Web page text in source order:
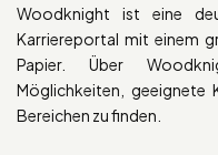
Woodknight ist eine
Karriereportal mit einem
Papier. Über
Möglichkeiten, geeignete
Bereichen zu finden.